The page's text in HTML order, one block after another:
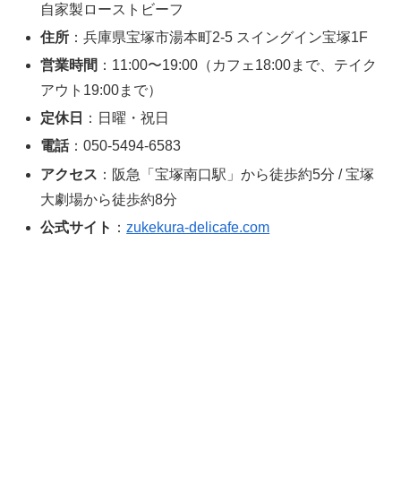
自家製ローストビーフ
住所 ：兵庫県宝塚市湯本町2-5 スイングイン宝塚1F
営業時間 ：11:00〜19:00（カフェ18:00まで、テイク
アウト19:00まで）
定休日
：日曜・祝日
電話：050-5494-6583
アクセス ：阪急「宝塚南口駅」から徒歩約5分 / 宝塚
大劇場から徒歩約8分
公式サイト ：zukekura-delicafe.com